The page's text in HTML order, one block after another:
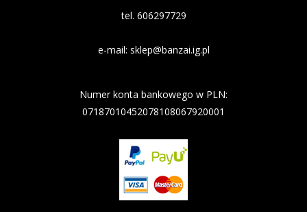
tel. 606297729
e-mail: sklep@banzai.ig.pl
Numer konta bankowego w PLN:
07187010452078108067920001